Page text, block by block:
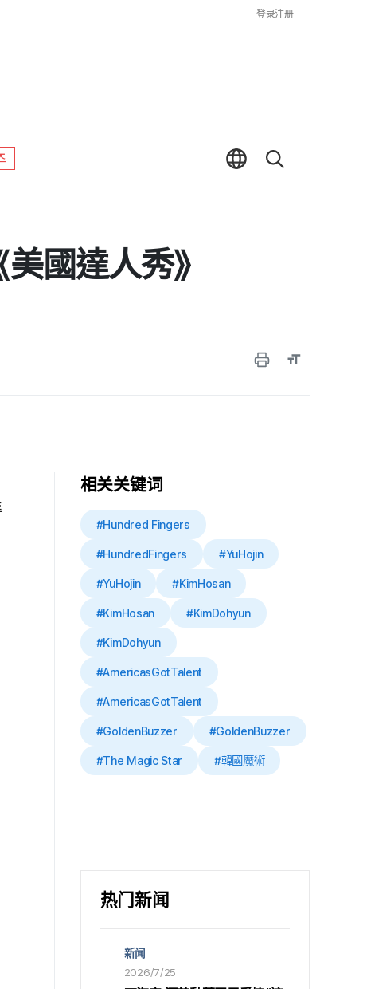
登录注册
國達人秀》
相关关键词
#Hundred Fingers
#HundredFingers #YuHojin
#YuHojin #KimHosan
#KimHosan #KimDohyun
#KimDohyun
#AmericasGotTalent
#AmericasGotTalent
#GoldenBuzzer #GoldenBuzzer
#The Magic Star #韓國魔術
热门新闻
新闻
2026/7/25